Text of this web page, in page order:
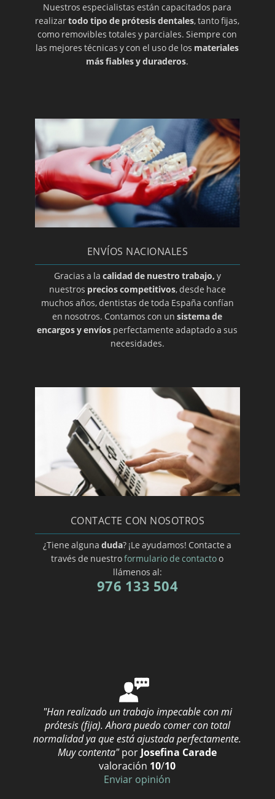
Opte por prótesis removibles
Ortodoncia de contención
Ortodoncia para adolescentes
Periodoncia
Periodontitis
Prótesis dental en A coruña
Prótesis dental en Albacete
Prótesis dental en Almería
Prótesis dental en Guadalajara
Prótesis dental en Salamanca
Prótesis dental en Zamora
Prótesis dental en Álava
Prótesis dental en Alicante
Prótesis dental en Cáceres
Prótesis dental en Cantabria
Prótesis dental en Córdoba
Prótesis dental en Gerona
Prótesis dental en Granada
Prótesis dental en Huelva
Prótesis dental en LA Rioja/a>
Prótesis dental en Las Palmas
Prótesis dental en Lleida
Prótesis dental en Lugo
Prótesis dental en Pontevedra
Prótesis dental en Santa Cruz de Tenerife
Prótesis dental en Segovia
Prótesis dental en Teruel
Prótesis dental en Valencia
Prótesis dental en Vizcaya
Nuestros especialistas están capacitados para
realizartodo tipo de prótesis dentales, tanto fijas,
como removibles totales y parciales. Siempre con
las mejores técnicas y con el uso de los materiales
más fiables y duraderos.
ENVÍOS NACIONALES
Gracias a la calidad de nuestro trabajo, y
nuestros precios competitivos, desde hace
muchos años, dentistas de toda España confían
en nosotros. Contamos con unsistema de
encargos y envíos perfectamente adaptado a sus
necesidades.
CONTACTE CON NOSOTROS
¿Tiene alguna duda? ¡Le ayudamos! Contacte a
través de nuestroformulario de contactoo
llámenos al:
976 133 504
"Han realizado un trabajo impecable con mi
prótesis (fija). Ahora puedo comer con total
normalidad ya que está ajustada perfectamente.
Muy contenta" por Josefina Carade
valoración 10/10
Enviar opinión